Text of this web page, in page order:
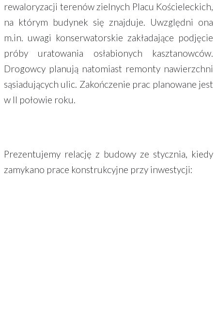
rewaloryzacji terenów zielnych Placu Kościeleckich,
na którym budynek się znajduje. Uwzględni ona
m.in. uwagi konserwatorskie zakładające podjęcie
próby uratowania osłabionych kasztanowców.
Drogowcy planują natomiast remonty nawierzchni
sąsiadujących ulic. Zakończenie prac planowane jest
w II połowie roku.
Prezentujemy relację z budowy ze stycznia, kiedy
zamykano prace konstrukcyjne przy inwestycji: